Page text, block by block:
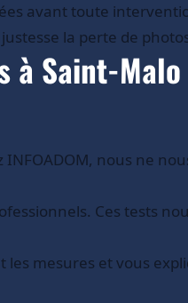
avant toute
la perte de
à Saint-Malo
nous ne
Ces tests
mesures et vous